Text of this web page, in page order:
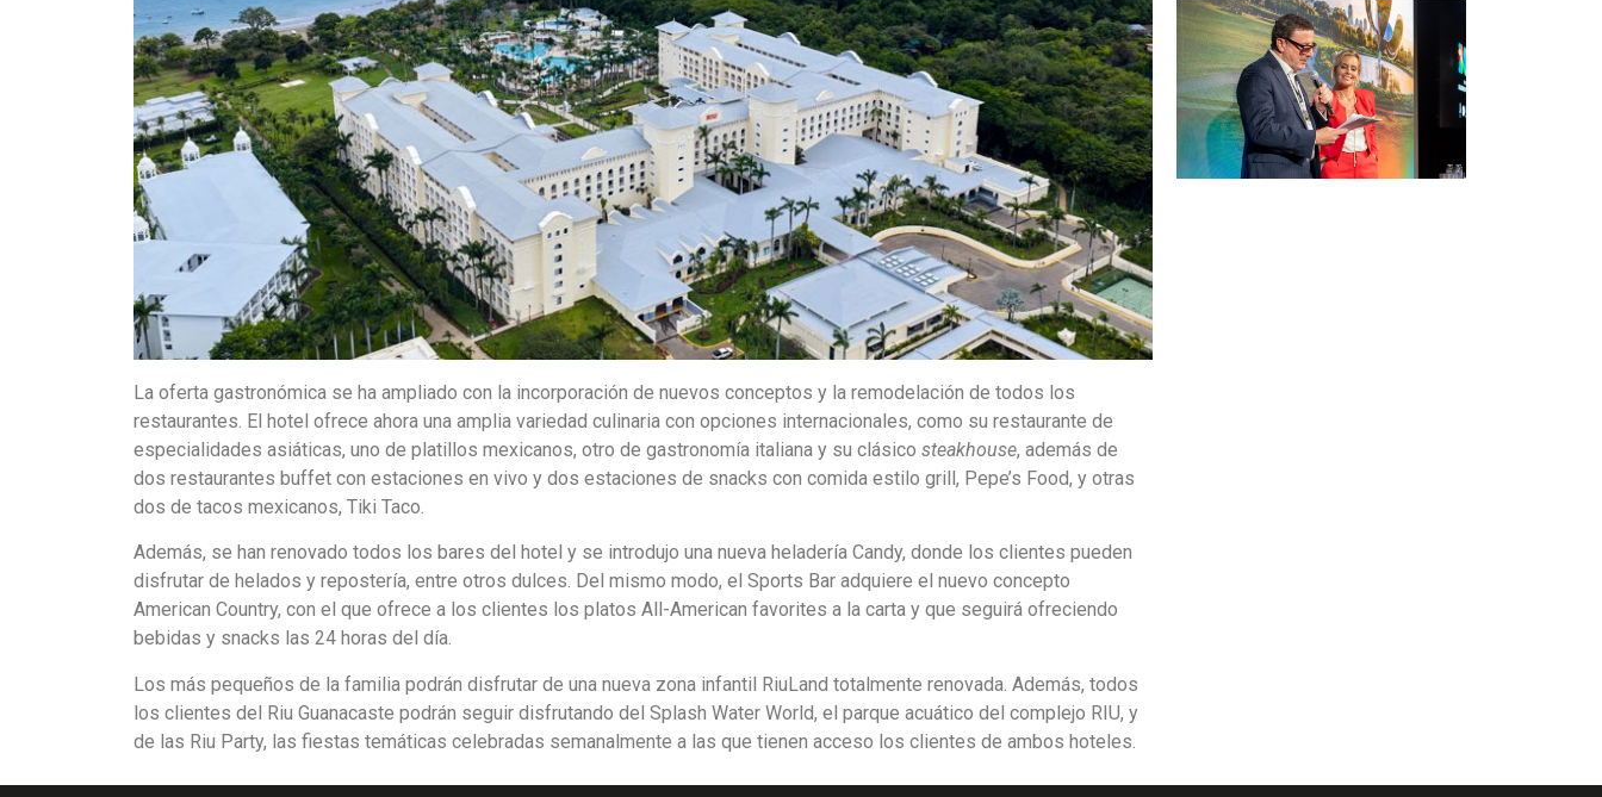
La oferta gastronómica se ha ampliado con la incorporación de nuevos conceptos y la remodelación de todos los
restaurantes. El hotel ofrece ahora una amplia variedad culinaria con opciones internacionales, como su restaurante de
especialidades asiáticas, uno de platillos mexicanos, otro de gastronomía italiana y su clásico steakhouse, además de
dos restaurantes buffet con estaciones en vivo y dos estaciones de snacks con comida estilo grill, Pepe’s Food, y otras
dos de tacos mexicanos, Tiki Taco.
Además, se han renovado todos los bares del hotel y se introdujo una nueva heladería Candy, donde los clientes pueden
disfrutar de helados y repostería, entre otros dulces. Del mismo modo, el Sports Bar adquiere el nuevo concepto
American Country, con el que ofrece a los clientes los platos All-American favorites a la carta y que seguirá ofreciendo
bebidas y snacks las 24 horas del día.
Los más pequeños de la familia podrán disfrutar de una nueva zona infantil RiuLand totalmente renovada. Además, todos
los clientes del Riu Guanacaste podrán seguir disfrutando del Splash Water World, el parque acuático del complejo RIU, y
de las Riu Party, las fiestas temáticas celebradas semanalmente a las que tienen acceso los clientes de ambos hoteles.